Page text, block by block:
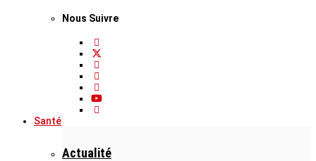
Nous Suivre
Santé
Actualité